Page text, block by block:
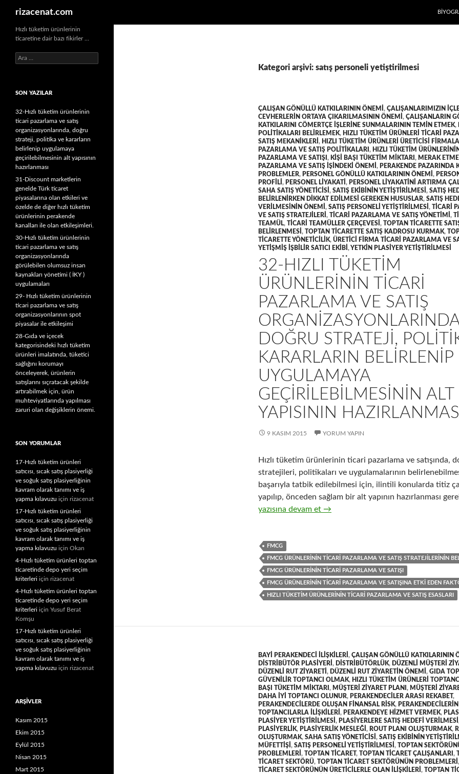
rizacenat.com
Kategori arşivi: satış personeli yetiştirilmesi
ÇALIŞAN GÖNÜLLÜ KATKILARININ ÖNEMI , ÇALIŞANLARIMIZIN
CEVHERLERIN ORTAYA ÇIKARILMASININ ÖNEMI , ÇALIŞANLARIN
KATKILARINI CÖMERTÇE IŞLERINE SUNMALARININ TEMIN ETMEK,
POLITIKALARI BELIRLEMEK, HIZLI TÜKETIM ÜRÜNLERI TICARI
SATIŞ MEKANIKLERI , HIZLI TÜKETIM ÜRÜNLERI ÜRETICISI
PAZARLAMA VE SATIŞ POLITIKALARI , HIZLI TÜKETIM
PAZARLAMA VE SATIŞI , KIŞI BAŞI TÜKETIM MIKTARI , MERAK
PAZARLAMA VE SATIŞ IŞINDEKI ÖNEMI , PERAKENDE PAZARINDA
PROBLEMLER, PERSONEL GÖNÜLLÜ KATKILARININ ÖNEMI ,
PROFILI , PERSONEL LIYAKATI , PERSONEL LIYAKATINI ARTIRMA
SAHA SATIŞ YÖNETICISI , SATIŞ EKIBININ YETIŞTIRILMESI , SATIŞ
BELIRLENIRKEN DIKKAT EDILMESI GEREKEN HUSUSLAR, SATIŞ
VERILMESININ ÖNEMI , SATIŞ PERSONELI YETIŞTIRILMESI , TICARI
VE SATIŞ STRATEJILERI , TICARI PAZARLAMA VE SATIŞ YÖNETIMI ,
TEAMÜL, TICARI TEAMÜLLER ÇERÇEVESI , TOPTAN TICARETTE
BELIRLENMESI , TOPTAN TICARETTE SATIŞ KADROSU KURMAK,
TICARETTE YÖNETICILIK, ÜRETICI FIRMA TICARI PAZARLAMA VE
YETIŞMIŞ IŞBILIR SATICI EKIBI ,YETKIN PLASIYER YETIŞTIRILMESI
32-HIZLI TÜKETIM
ÜRÜNLERININ TICARI
PAZARLAMA VE SATIŞ
DOĞRU STRATEJI,
KARARLARIN BELIRLENIP
UYGULAMAYA
GEÇIRILEBILMESININ ALT
YAPISININ HAZIRLANMASI
9 KASIM 2015 YORUM YAPIN
Hızlı tüketim ürünlerinin ticari pazarlama ve satışında,
stratejileri, politikaları ve uygulamalarının
başarıyla tatbik edilebilmesi için, ilintili konularda titiz
yapılıp, önceden sağlam bir alt yapının hazırlanması
32-Hızlı tüketim ürünlerinin ticari pazarlama ve satış
yazısına devam et →
FMCG
FMCG ÜRÜNLERININ TICARI PAZARLAMA VE SATIŞ STRATEJILERININ
FMCG ÜRÜNLERININ TICARI PAZARLAMA VE SATIŞI
FMCG ÜRÜNLERININ TICARI PAZARLAMA VE SATIŞINA ETKI EDEN
HIZLI TÜKETIM ÜRÜNLERININ TICARI PAZARLAMA VE SATIŞ ESASLARI
BAYI PERAKENDECI ILIŞKILERI , ÇALIŞAN GÖNÜLLÜ KATKILARININ
DISTRIBÜTÖR PLASIYERI , DISTRIBÜTÖRLÜK, DÜZENLI MÜŞTERI
DÜZENLI RUT ZIYARETI , DÜZENLI RUT ZIYARETIN ÖNEMI , GIDA
GÜVENILIR TOPTANCI OLMAK, HIZLI TÜKETIM ÜRÜNLERI
BAŞI TÜKETIM MIKTARI , MÜŞTERI ZIYARET PLANI , MÜŞTERI
DAHA IYI TOPTANCI OLUNUR, PERAKENDECILER ARASI REKABET,
PERAKENDECILERDE OLUŞAN FINANSAL RISK, PERAKENDECILERIN
TOPTANCILARLA ILIŞKILERI , PERAKENDEYE HIZMET VERMEK,
PLASIYER YETIŞTIRILMESI , PLASIYERLERE SATIŞ HEDEFI VERILMESI
PLASIYERLIK, PLASIYERLIK MESLEĞI , ROUT PLANI OLUŞTURMAK,
OLUŞTURMAK, SAHA SATIŞ YÖNETICISI , SATIŞ EKIBININ
MÜFETTIŞI , SATIŞ PERSONELI YETIŞTIRILMESI , TOPTAN
PROBLEMLERI , TOPTAN TICARET, TOPTAN TICARET ÇALIŞANLARI ,
TICARET SEKTÖRÜ, TOPTAN TICARET SEKTÖRÜNÜN PROBLEMLERI ,
TICARET SEKTÖRÜNÜN ÜRETICILERLE OLAN ILIŞKILERI , TOPTAN
Hızlı tüketim ürünlerinin
ticaretine dair bazı fikirler …
A
r
a
SON YAZILAR
32-Hızlı tüketim ürünlerinin
ticari pazarlama ve satış
organizasyonlarında, doğru
strateji, politika ve kararların
belirlenip uygulamaya
geçirilebilmesinin alt yapısının
hazırlanması
31-Discount marketlerin
genelde Türk ticaret
piyasalarına olan etkileri ve
özelde de diğer hızlı tüketim
ürünlerinin perakende
kanalları ile olan etkileşimleri.
30-Hızlı tüketim ürünlerinin
ticari pazarlama ve satış
organizasyonlarında
görülebilen olumsuz insan
kaynakları yönetimi ( İKY )
uygulamaları
29- Hızlı tüketim ürünlerinin
ticari pazarlama ve satış
organizasyonlarının spot
piyasalar ile etkileşimi
28-Gıda ve içecek
kategorisindeki hızlı tüketim
ürünleri imalatında, tüketici
sağlığını korumayı
önceleyerek, ürünlerin
satışlarını sıçratacak şekilde
artırabilmek için, ürün
muhteviyatlarında yapılması
zaruri olan değişiklerin önemi.
SON YORUMLAR
17-Hızlı tüketim ürünleri
satıcısı, sıcak satış plasiyerliği
ve soğuk satış plasiyerliğinin
kavram olarak tanımı ve iş
yapma kılavuzu için rizacenat
17-Hızlı tüketim ürünleri
satıcısı, sıcak satış plasiyerliği
ve soğuk satış plasiyerliğinin
kavram olarak tanımı ve iş
yapma kılavuzu için Okan
4-Hızlı tüketim ürünleri toptan
ticaretinde depo yeri seçim
kriterleri için rizacenat
4-Hızlı tüketim ürünleri toptan
ticaretinde depo yeri seçim
kriterleri için Yusuf Berat
Komşu
17-Hızlı tüketim ürünleri
satıcısı, sıcak satış plasiyerliği
ve soğuk satış plasiyerliğinin
kavram olarak tanımı ve iş
yapma kılavuzu için rizacenat
ARŞIVLER
Kasım 2015
Ekim 2015
Eylül 2015
Nisan 2015
Mart 2015